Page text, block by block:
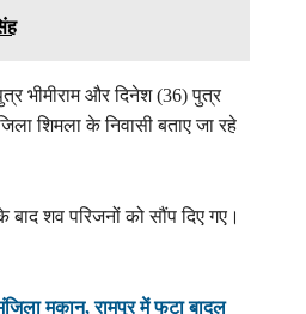
भीमीराम और दिनेश (36) पुत्र
शिमला के निवासी बताए जा रहे
शव परिजनों को सौंप दिए गए।
मकान, रामपुर में फटा बादल